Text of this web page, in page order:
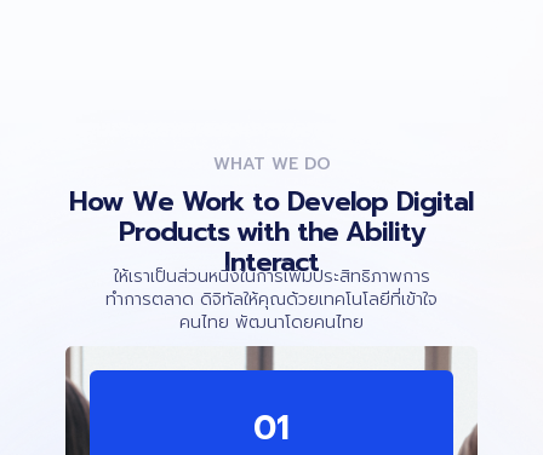
WHAT WE DO
How We Work to Develop Digital
Products with the Ability
Interact
ให้เราเป็นส่วนหนึ่งในการเพิ่มประสิทธิภาพการ
ทำการตลาด ดิจิทัลให้คุณด้วยเทคโนโลยีที่เข้าใจ
คนไทย พัฒนาโดยคนไทย
01